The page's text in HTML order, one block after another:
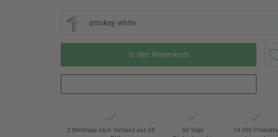
smokey white
In den Warenkorb
2 Werktage nach Versand aus DE
60 Tage
24.000 Produkte